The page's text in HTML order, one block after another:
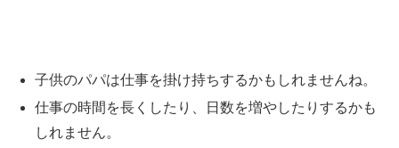
子供のパパは仕事を掛け持ちするかもしれませんね。
仕事の時間を長くしたり、日数を増やしたりするかも
しれません。